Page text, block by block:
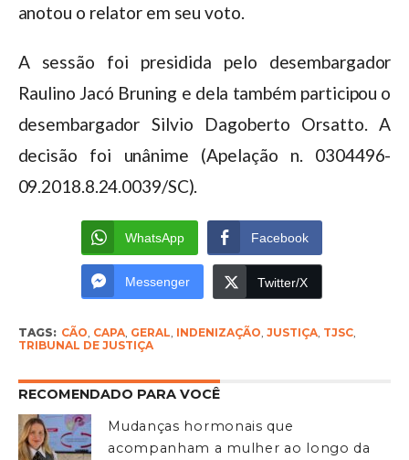
anotou o relator em seu voto.
A sessão foi presidida pelo desembargador
Raulino Jacó Bruning e dela também participou o
desembargador Silvio Dagoberto Orsatto. A
decisão foi unânime (Apelação n. 0304496-
09.2018.8.24.0039/SC).
WhatsApp Facebook
Messenger Twitter/X
TAGS: CÃO CAPA, GERAL INDENIZAÇÃO JUSTIÇA, TJSC,
TRIBUNAL DE JUSTIÇA
RECOMENDADO PARA VOCÊ
Mudanças hormonais que
acompanham a mulher ao longo da